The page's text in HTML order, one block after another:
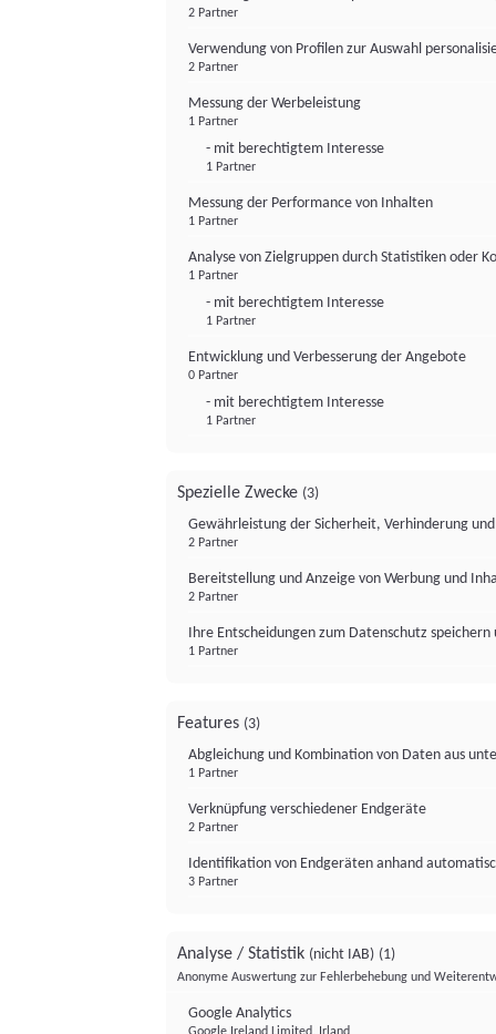
2 Partner
Verwendung von Profilen zur Auswahl
2 Partner
Messung der Werbeleistung
1 Partner
- mit berechtigtem Interesse
1 Partner
Messung der Performance von Inhalten
1 Partner
Analyse von Zielgruppen durch Statistiken oder
1 Partner
- mit berechtigtem Interesse
1 Partner
Entwicklung und Verbesserung der Angebote
0 Partner
- mit berechtigtem Interesse
1 Partner
Spezielle Zwecke (3)
Gewährleistung der Sicherheit, Verhinderung
2 Partner
Bereitstellung und Anzeige von Werbung und
2 Partner
Ihre Entscheidungen zum Datenschutz
1 Partner
Features (3)
Abgleichung und Kombination von Daten aus
1 Partner
Verknüpfung verschiedener Endgeräte
2 Partner
Identifikation von Endgeräten anhand
3 Partner
Analyse / Statistik (nicht IAB) (1)
Anonyme Auswertung zur Fehlerbehebung und
Google Analytics
Google Ireland Limited, Irland